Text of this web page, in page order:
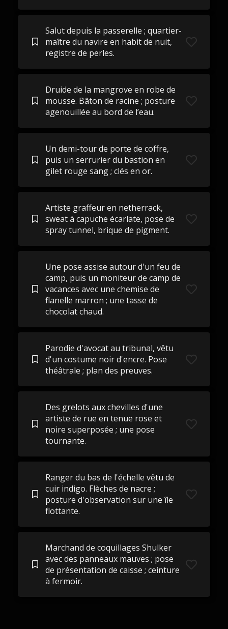
Salut depuis la passerelle ; quartier-
maître du navire en habit de nuit,
registre de perles.
Druide de la mangrove en robe de
mousse. Bâton de racine ; posture
agenouillée au bord de l’eau.
Un demi-tour de porte de coffre,
puis un serrurier du bastion en
gilet rouge sang ; clés en or.
Artiste graffeur en netherrack,
sweat à capuche écarlate, pose de
spray tunnel, brique de pigment.
Une pose assise autour d'un feu de
camp, puis un moniteur de camp de
vacances avec une chemise de
flanelle marron ; une tasse de
chocolat chaud.
Parodie d'avocat au tribunal, vêtu
d'un costume noir d'encre. Pose
théâtrale ; plan des preuves.
Des grelots aux chevilles d'une
artiste de rue en tenue rose et
noire superposée ; une pose
tournante.
Ranger du bas de l'échelle vêtu de
cuir indigo. Flèches de nacre ;
posture d'observation sur une île
flottante.
Marchand de coquillages Shulker
avec des panneaux mauves ; pose
de présentation de caisse ; ceinture
à fermoir.